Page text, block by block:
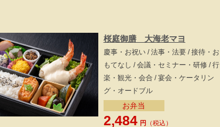
桜庭御膳 大海老マヨ
慶事・お祝い / 法事・法要 / 接待・お
もてなし / 会議・セミナー・研修 / 行
楽・観光・会合 / 宴会・ケータリン
グ・オードブル
お弁当
2,484 円 （税込）